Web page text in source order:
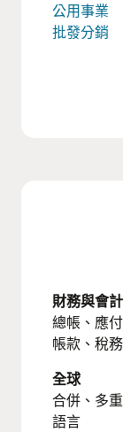
公用事業
批發分銷
財務與會計
總帳、應
帳款、稅
全球
合併、多
語言